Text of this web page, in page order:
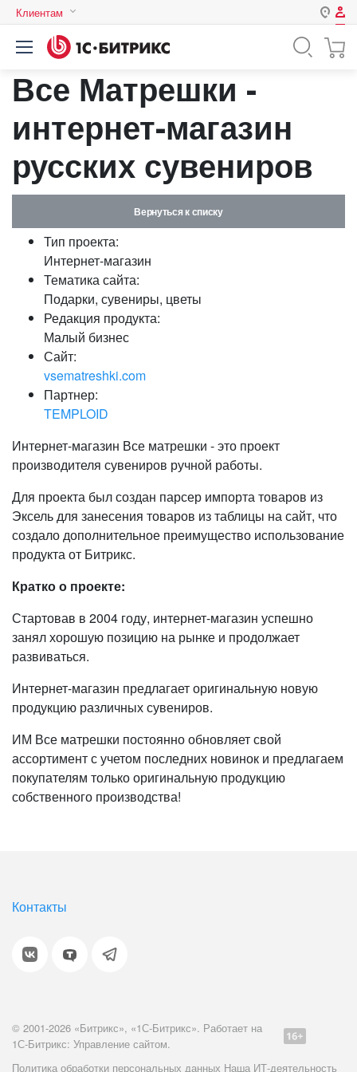
Клиентам
Авторизация
Логин
Пароль
Запомнить меня на этом
Забыли свой пароль?
или войдите с помощью
Все Матрешки -
интернет-магазин
русских сувениров
Вернуться к списку
Тип проекта:
Интернет-магазин
Тематика сайта:
Подарки, сувениры, цветы
Редакция продукта:
Малый бизнес
Сайт:
vsematreshki.com
Партнер:
TEMPLOID
Интернет-магазин Все матрешки - это проект
производителя сувениров ручной работы.
Для проекта был создан парсер импорта товаров из
Эксель для занесения товаров из таблицы на сайт, что
создало дополнительное преимущество использование
продукта от Битрикс.
Кратко о проекте:
Стартовав в 2004 году, интернет-магазин успешно
занял хорошую позицию на рынке и продолжает
развиваться.
Интернет-магазин предлагает оригинальную новую
продукцию различных сувениров.
ИМ Все матрешки постоянно обновляет свой
ассортимент с учетом последних новинок и предлагаем
покупателям только оригинальную продукцию
собственного производства!
Контакты
© 2001-2026 «Битрикс», «1С-Битрикс». Работает на
1С-Битрикс: Управление сайтом.
Политика обработки персональных данных Наша ИТ-деятельность